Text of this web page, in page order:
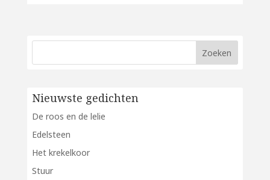
Nieuwste gedichten
De roos en de lelie
Edelsteen
Het krekelkoor
Stuur